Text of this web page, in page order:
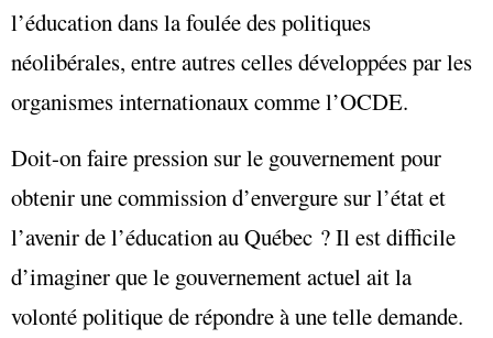
l’éducation dans la foulée des politiques
néolibérales, entre autres celles développées par les
organismes internationaux comme l’OCDE.
Doit-on faire pression sur le gouvernement pour
obtenir une commission d’envergure sur l’état et
l’avenir de l’éducation au Québec ? Il est difficile
d’imaginer que le gouvernement actuel ait la
volonté politique de répondre à une telle demande.